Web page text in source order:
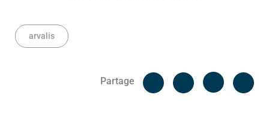
arvalis
Partage
Facebook